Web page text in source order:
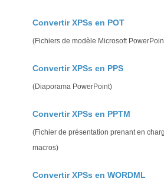
Convertir XPSs en POT
(Fichiers de modèle Microsoft
Convertir XPSs en PPS
(Diaporama PowerPoint)
Convertir XPSs en PPTM
(Fichier de présentation prenant en
macros)
Convertir XPSs en WORDML